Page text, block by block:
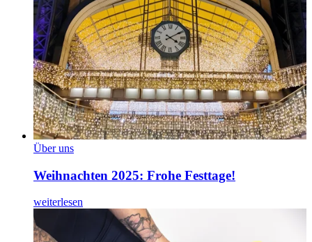
Über uns
Weihnachten 2025: Frohe Festtage!
weiterlesen